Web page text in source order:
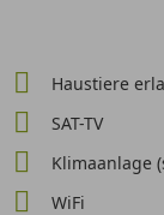
Haustiere
SAT-TV
Klimaanlage
WiFi